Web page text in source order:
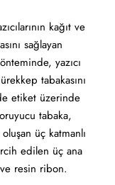
kağıt ve
sağlayan
yazıcı
tabakasını
etiket üzerinde
tabaka,
üç katmanlı
edilen üç ana
resin ribon.